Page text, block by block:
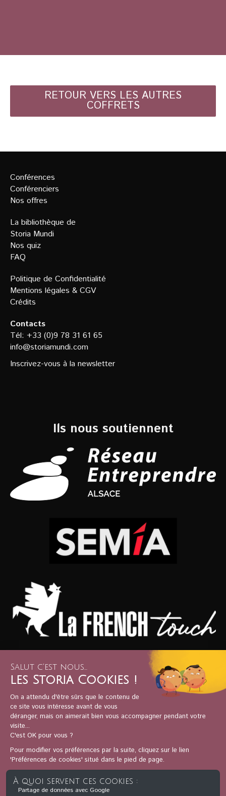
RETOUR VERS LES AUTRES
COFFRETS
Conférences
Conférenciers
Nos offres
La bibliothèque de
Storia Mundi
Nos quiz
FAQ
Politique de Confidentialité
Mentions légales & CGV
Crédits
Contacts
Tél: +33 (0)9 78 31 61 65
info@storiamundi.com
Inscrivez-vous à la newsletter
Ils nous soutiennent